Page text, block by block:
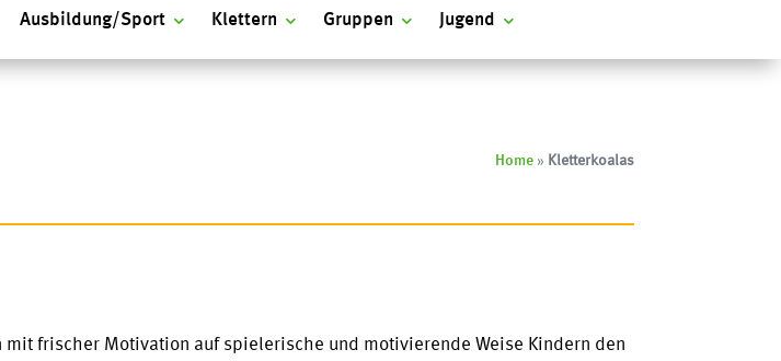
Ausbildung/Sport Klettern Gruppen Jugend
Home» Kletterkoalas
frischer Motivation auf spielerische und motivierende Weise Kindern den